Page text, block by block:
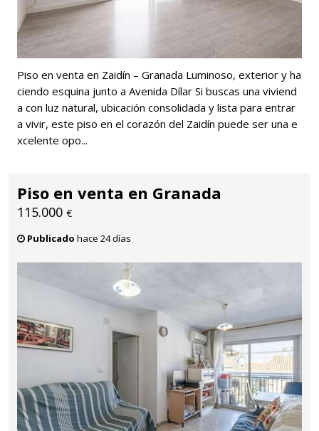
Piso en venta en Zaidín – Granada Luminoso, exterior y ha
ciendo esquina junto a Avenida Dílar Si buscas una viviend
a con luz natural, ubicación consolidada y lista para entrar
a vivir, este piso en el corazón del Zaidín puede ser una e
xcelente opo...
Piso en venta en Granada
115.000 €
Publicado hace 24 días